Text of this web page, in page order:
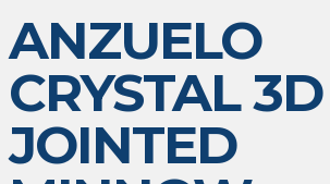
ANZUELO
CRYSTAL 3D
JOINTED